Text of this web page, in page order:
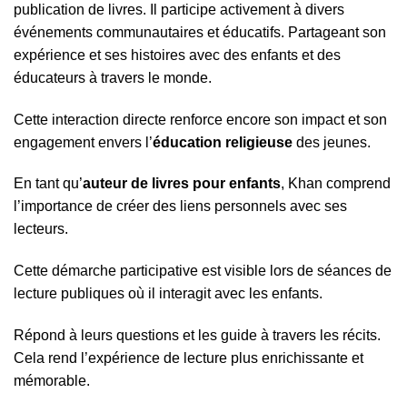
publication de livres. Il participe activement à divers
événements communautaires et éducatifs. Partageant son
expérience et ses histoires avec des enfants et des
éducateurs à travers le monde.
Cette interaction directe renforce encore son impact et son
engagement envers l’éducation religieuse des jeunes.
En tant qu’auteur de livres pour enfants, Khan comprend
l’importance de créer des liens personnels avec ses
lecteurs.
Cette démarche participative est visible lors de séances de
lecture publiques où il interagit avec les enfants.
Répond à leurs questions et les guide à travers les récits.
Cela rend l’expérience de lecture plus enrichissante et
mémorable.